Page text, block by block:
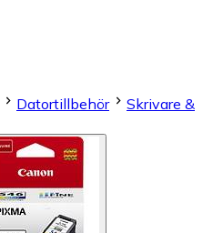
Datortillbehör
Skrivare &